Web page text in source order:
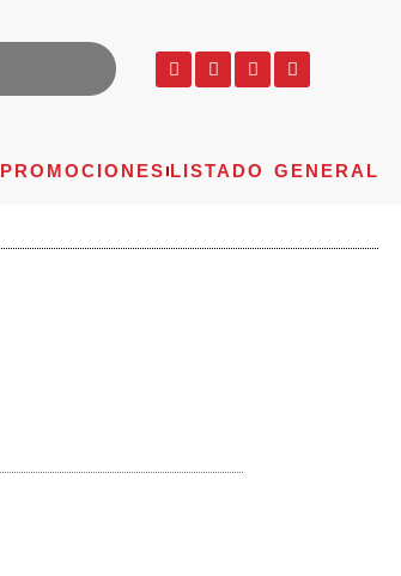
PROMOCIONES LISTADO GENERAL